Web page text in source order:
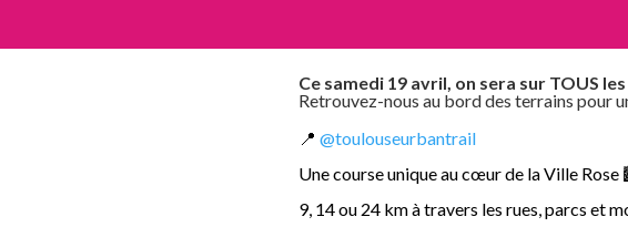
Ce samedi 19 avril, on sera sur TOUS
Retrouvez-nous au bord des terrains pour
📍 @toulouseurbantrail
Une course unique au cœur de la Ville
9, 14 ou 24 km à travers les rues, parcs et